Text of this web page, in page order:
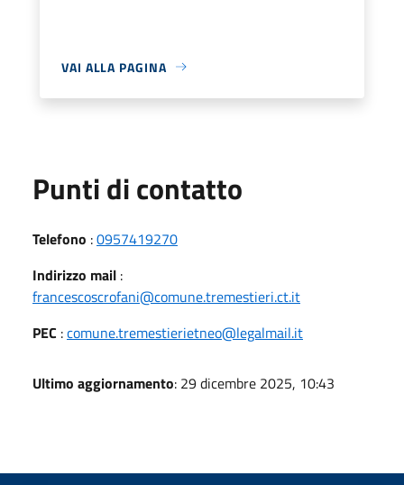
VAI ALLA PAGINA
Punti di contatto
Telefono :0957419270
Indirizzo mail :
francescoscrofani@comune.tremestieri.ct.it
PEC :comune.tremestierietneo@legalmail.it
Ultimo aggiornamento: 29 dicembre 2025, 10:43